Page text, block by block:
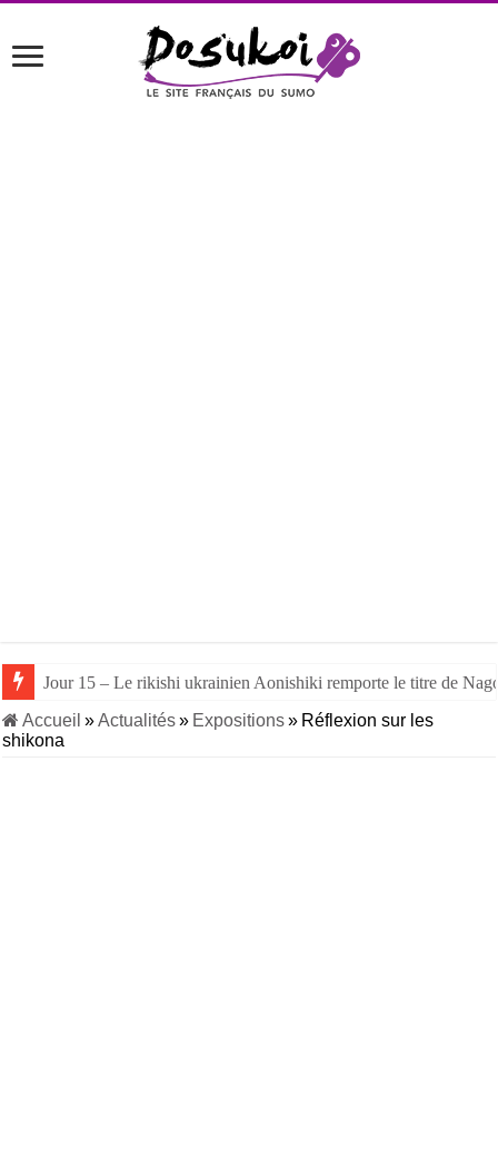
Jour 15 – Le rikishi ukrainien Aonishiki remporte le titre de
Accueil »Actualités» Expositions» Réflexion sur les
shikona